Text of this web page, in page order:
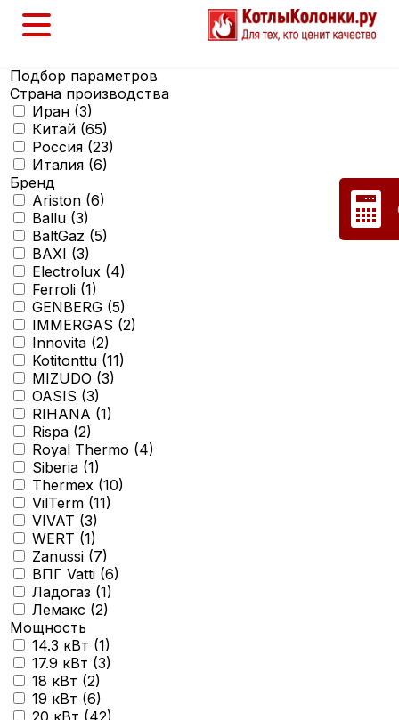
Подбор параметров
Страна производства
Иран (3)
Китай (65)
Россия (23)
Италия (6)
Бренд
Ariston (6)
Ballu (3)
BaltGaz (5)
BAXI (3)
Electrolux (4)
Ferroli (1)
GENBERG (5)
IMMERGAS (2)
Innovita (2)
Kotitonttu (11)
MIZUDO (3)
OASIS (3)
RIHANA (1)
Rispa (2)
Royal Thermo (4)
Siberia (1)
Thermex (10)
VilTerm (11)
VIVAT (3)
WERT (1)
Zanussi (7)
ВПГ Vatti (6)
Ладогаз (1)
Лемакс (2)
Мощность
14.3 кВт (1)
17.9 кВт (3)
18 кВт (2)
19 кВт (6)
20 кВт (42)